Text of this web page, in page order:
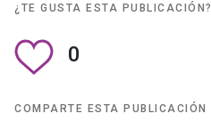
¿TE GUSTA ESTA PUBLICACIÓN?
0
COMPARTE ESTA PUBLICACIÓN